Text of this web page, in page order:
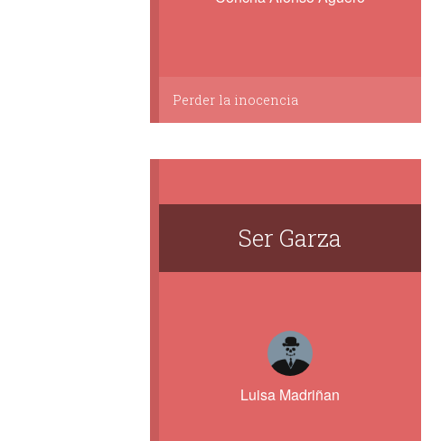
Perder la inocencia
Ser Garza
Luisa Madriñan